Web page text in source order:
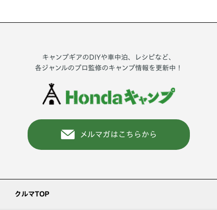
キャンプギアのDIYや車中泊、レシピなど、
各ジャンルのプロ監修のキャンプ情報を更新中！
メルマガはこちらから
クルマTOP